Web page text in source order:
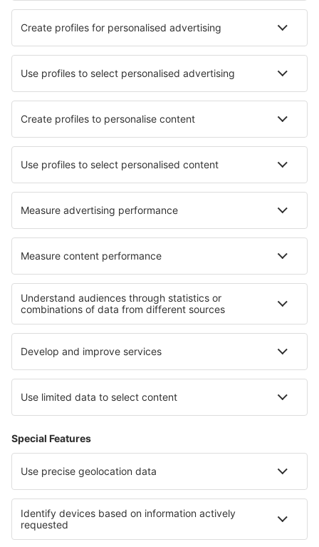
Cazare în La Pineda Cazare în Logrono
Cele mai bune locuri de cazare - orașe
Cazare în Bilbor Cazare în Priory
Cazare în Houston Cazare Cercoux
Cazare în Munakata Cazare în Kelvington
Cele mai bune locuri de cazare - regiuni
Cazare in Țara Bascilor Cazare in Costa de la Luz
Cazare in Tenerife Cazare in La Gomera
Cazare in Costa del Azahar
Cazare în Parcul Național Munții Măcinului Cazare in Mykonos